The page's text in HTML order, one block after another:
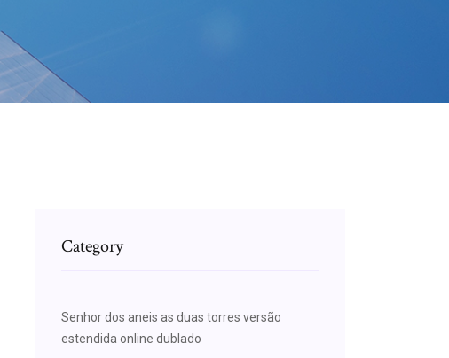
Category
Senhor dos aneis as duas torres versão
estendida online dublado